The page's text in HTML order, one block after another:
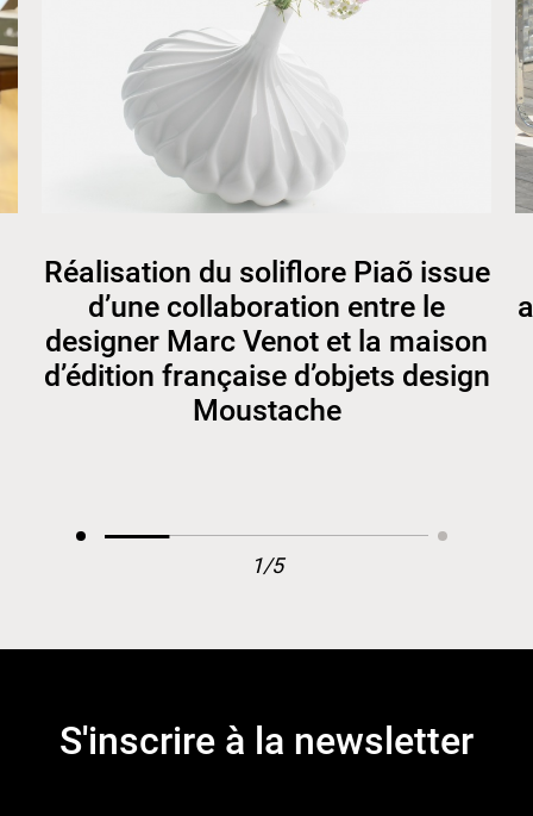
Réalisation du soliflore Piaõ issue
d’une collaboration entre le
designer Marc Venot et la maison
d’édition française d’objets design
Moustache
1/5
S'inscrire à la newsletter